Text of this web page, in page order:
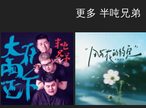
更多 半吨兄弟